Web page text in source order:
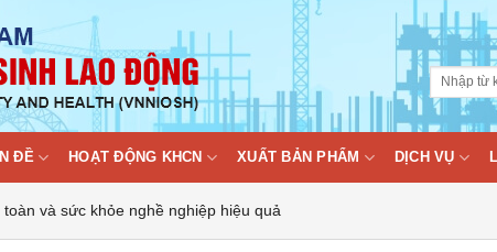
ĐỀ HOẠT ĐỘNG KHCN XUẤT BẢN PHẨM DỊCH VỤ
và sức khỏe nghề nghiệp hiệu quả